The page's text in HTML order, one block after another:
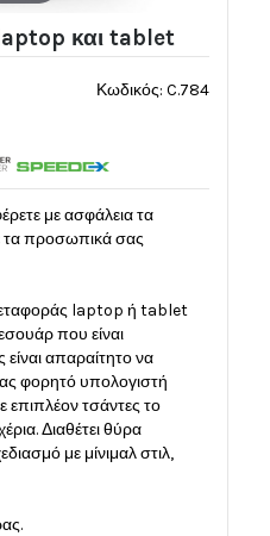
και tablet
Κωδικός: C.784
με ασφάλεια τα
τα προσωπικά σας
laptop ή tablet
που είναι
απαραίτητο να
φορητό υπολογιστή
επιπλέον τσάντες το
Διαθέτει θύρα
με μίνιμαλ στιλ,